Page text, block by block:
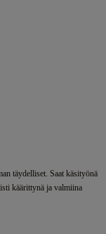
täydelliset. Saat käsityönä
käärittynä ja valmiina